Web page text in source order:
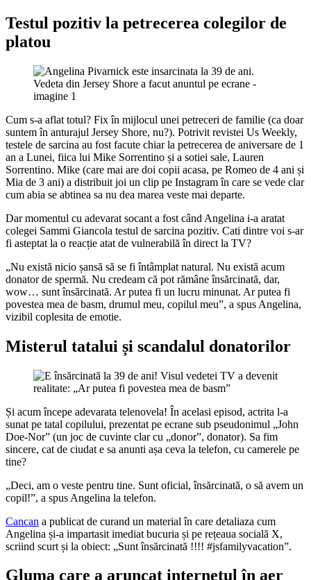
Testul pozitiv la petrecerea colegilor de
platou
Cum s-a aflat totul? Fix în mijlocul unei petreceri de familie (ca doar
suntem în anturajul Jersey Shore, nu?). Potrivit revistei Us Weekly,
testele de sarcina au fost facute chiar la petrecerea de aniversare de 1
an a Lunei, fiica lui Mike Sorrentino și a sotiei sale, Lauren
Sorrentino. Mike (care mai are doi copii acasa, pe Romeo de 4 ani și
Mia de 3 ani) a distribuit joi un clip pe Instagram în care se vede clar
cum abia se abtinea sa nu dea marea veste mai departe.
Dar momentul cu adevarat socant a fost când Angelina i-a aratat
colegei Sammi Giancola testul de sarcina pozitiv. Cati dintre voi s-ar
fi asteptat la o reacție atat de vulnerabilă în direct la TV?
„Nu există nicio șansă să se fi întâmplat natural. Nu există acum
donator de spermă. Nu credeam că pot rămâne însărcinată, dar,
wow… sunt însărcinată. Ar putea fi un lucru minunat. Ar putea fi
povestea mea de basm, drumul meu, copilul meu”, a spus Angelina,
vizibil coplesita de emotie.
Misterul tatalui și scandalul donatorilor
Și acum începe adevarata telenovela! În acelasi episod, actrita l-a
sunat pe tatal copilului, prezentat pe ecrane sub pseudonimul „John
Doe-Nor” (un joc de cuvinte clar cu „donor”, donator). Sa fim
sincere, cat de ciudat e sa anunti așa ceva la telefon, cu camerele pe
tine?
„Deci, am o veste pentru tine. Sunt oficial, însărcinată, o să avem un
copil!”, a spus Angelina la telefon.
Cancan a publicat de curand un material în care detaliaza cum
Angelina și-a impartasit imediat bucuria și pe rețeaua socială X,
scriind scurt și la obiect: „Sunt însărcinată !!!! #jsfamilyvacation”.
Gluma care a aruncat internetul în aer